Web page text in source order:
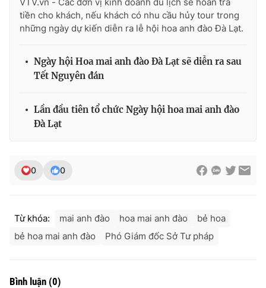
Ðiện thoại Thời báo VTV:024.66 897 897
Email: toasoan@vtv.vn
thuận bằng văn bản. Ghi rõ nguồn VTV.vn khi phát hành lại
thông tin từ website này.
tiền cho khách, nếu khách có nhu cầu hủy tour trong
những ngày dự kiến diễn ra lễ hội hoa anh đào Đà Lạt.
Ngày hội Hoa mai anh đào Đà Lạt sẽ diễn ra sau
Tết Nguyên đán
Lần đầu tiên tổ chức Ngày hội hoa mai anh đào
Đà Lạt
0 0
Từ khóa: mai anh đào hoa mai anh đào
bẻ hoa
bẻ hoa mai anh đào
Phó Giám đốc Sở Tư pháp
Bình luận (0)